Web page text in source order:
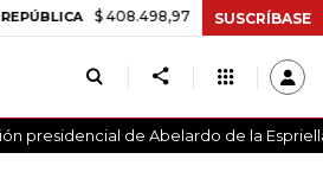
$ 408.498,97 +$ 8.753,81 +2,19%
SUSCRÍBASE
presidencial de Abelardo de la